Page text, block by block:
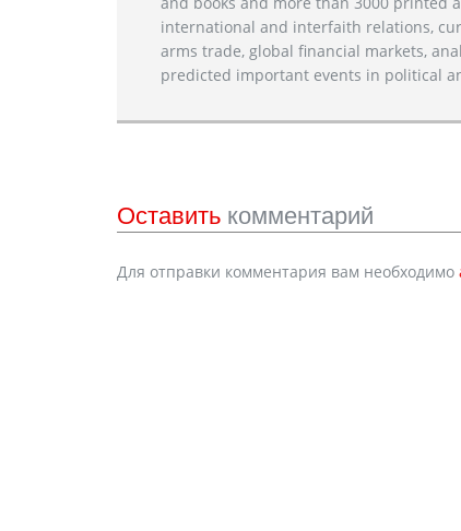
international and interfaith relations,
arms trade, global financial markets,
predicted important events in political
Оставить комментарий
Для отправки комментария вам необходимо